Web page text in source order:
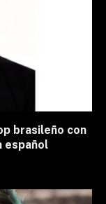
brasileño con
español